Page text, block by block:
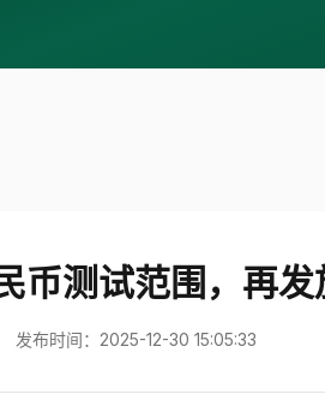
币测试范围，再
发布时间：2025-12-30 15:05:33